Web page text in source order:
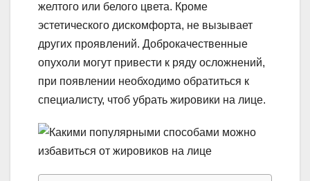
желтого или белого цвета. Кроме
эстетического дискомфорта, не вызывает
других проявлений. Доброкачественные
опухоли могут привести к ряду осложнений,
при появлении необходимо обратиться к
специалисту, чтоб убрать жировики на лице.